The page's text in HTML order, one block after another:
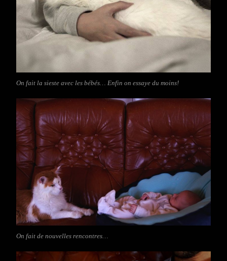
On fait la sieste avec les bébés… Enfin on essaye du moins!
On fait de nouvelles rencontres…